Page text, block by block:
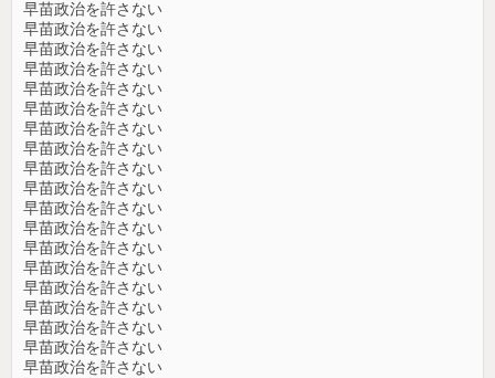
早苗政治を許さない
早苗政治を許さない
早苗政治を許さない
早苗政治を許さない
早苗政治を許さない
早苗政治を許さない
早苗政治を許さない
早苗政治を許さない
早苗政治を許さない
早苗政治を許さない
早苗政治を許さない
早苗政治を許さない
早苗政治を許さない
早苗政治を許さない
早苗政治を許さない
早苗政治を許さない
早苗政治を許さない
早苗政治を許さない
早苗政治を許さない